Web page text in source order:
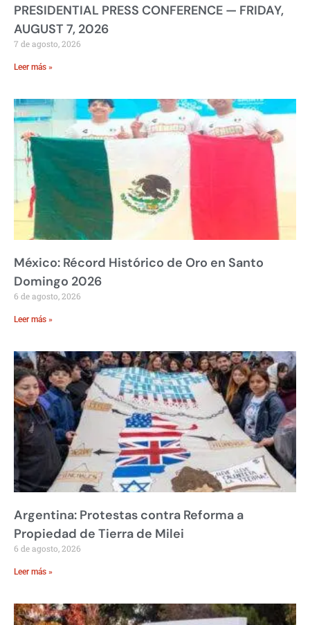
PRESIDENTIAL PRESS CONFERENCE — FRIDAY,
AUGUST 7, 2026
7 de agosto, 2026
Leer más »
México: Récord Histórico de Oro en Santo
Domingo 2026
6 de agosto, 2026
Leer más »
Argentina: Protestas contra Reforma a
Propiedad de Tierra de Milei
6 de agosto, 2026
Leer más »